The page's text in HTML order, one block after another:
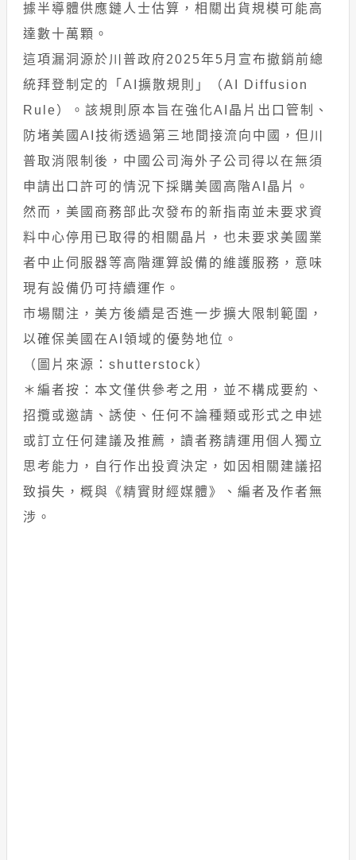
據半導體供應鏈人士估算，相關出貨規模可能高
達數十萬顆。
這項漏洞源於川普政府2025年5月宣布撤銷前總
統拜登制定的「AI擴散規則」（AI Diffusion
Rule）。該規則原本旨在強化AI晶片出口管制、
防堵美國AI技術透過第三地間接流向中國，但川
普取消限制後，中國公司海外子公司得以在無須
申請出口許可的情況下採購美國高階AI晶片。
然而，美國商務部此次發布的新指南並未要求資
料中心停用已取得的相關晶片，也未要求美國業
者中止伺服器等高階運算設備的維護服務，意味
現有設備仍可持續運作。
市場關注，美方後續是否進一步擴大限制範圍，
以確保美國在AI領域的優勢地位。
（圖片來源：shutterstock）
＊編者按：本文僅供參考之用，並不構成要約、
招攬或邀請、誘使、任何不論種類或形式之申述
或訂立任何建議及推薦，讀者務請運用個人獨立
思考能力，自行作出投資決定，如因相關建議招
致損失，概與《精實財經媒體》、編者及作者無
涉。